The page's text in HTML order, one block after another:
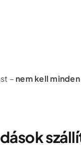
– nem kell